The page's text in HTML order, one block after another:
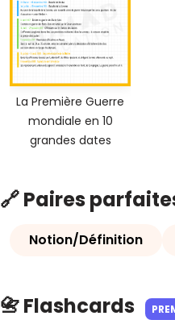
La Première Guerre
mondiale en 10
grandes dates
🔗 Paires
Notion/Définition
📇 Flashcards